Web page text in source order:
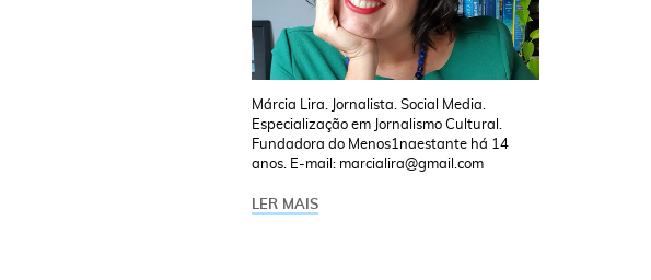
Márcia Lira. Jornalista. Social Media.
Especialização em Jornalismo Cultural.
Fundadora do Menos1naestante há 14
anos. E-mail: marcialira@gmail.com
LER MAIS